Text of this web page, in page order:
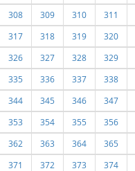
308
309 310 311
317
318 319 320
326
327 328 329
335
336 337 338
344
345 346 347
353
354 355 356
362
363 364 365
371
372 373 374